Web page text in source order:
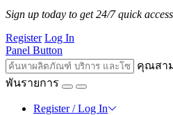
Sign up today to get 24/7 quick
Register Log In
Panel Button
คุณสา
พันรายการ
Register / Log In